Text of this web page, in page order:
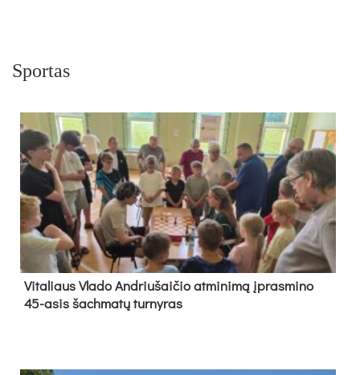
Sportas
Vi­ta­liaus Vla­do And­riu­šai­čio at­mi­ni­mą įpras­mi­no
45-asis šach­ma­tų tur­ny­ras